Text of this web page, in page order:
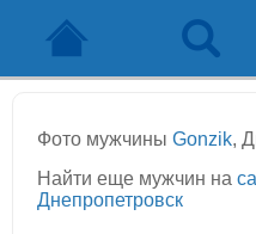
Фото мужчины Gonzik,
Найти еще мужчин на
Днепропетровск